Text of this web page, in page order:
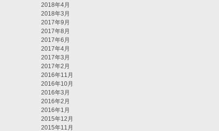
2018年4月
2018年3月
2017年9月
2017年8月
2017年6月
2017年4月
2017年3月
2017年2月
2016年11月
2016年10月
2016年3月
2016年2月
2016年1月
2015年12月
2015年11月